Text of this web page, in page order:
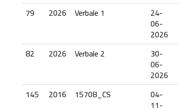
79 2026 Verbale 1
24-
06-
2026
82 2026 Verbale 2
30-
06-
2026
145 2016 15708_CS
04-
11-